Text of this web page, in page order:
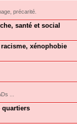
précarité.
santé et social
xénophobie
...
quartiers